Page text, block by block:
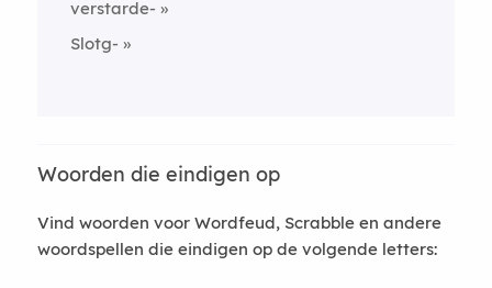
verstarde-
Slotg-
Woorden die eindigen op
Vind woorden voor Wordfeud, Scrabble en andere
woordspellen die eindigen op de volgende letters: